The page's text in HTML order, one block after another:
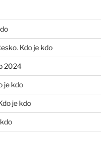
Kdo je kdo
2024
je kdo
je kdo